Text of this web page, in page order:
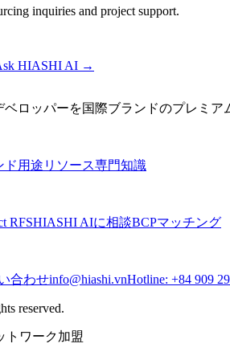
inquiries and project support.
HIASHI AI →
ロッパーを国際ブランドのプレミア
ド 用途 リソース専門知識
RFSHIASHI AIに相談BCPマッチング
合わせinfo@hiashi.vnHotline: +84 909
reserved.
トワーク加盟